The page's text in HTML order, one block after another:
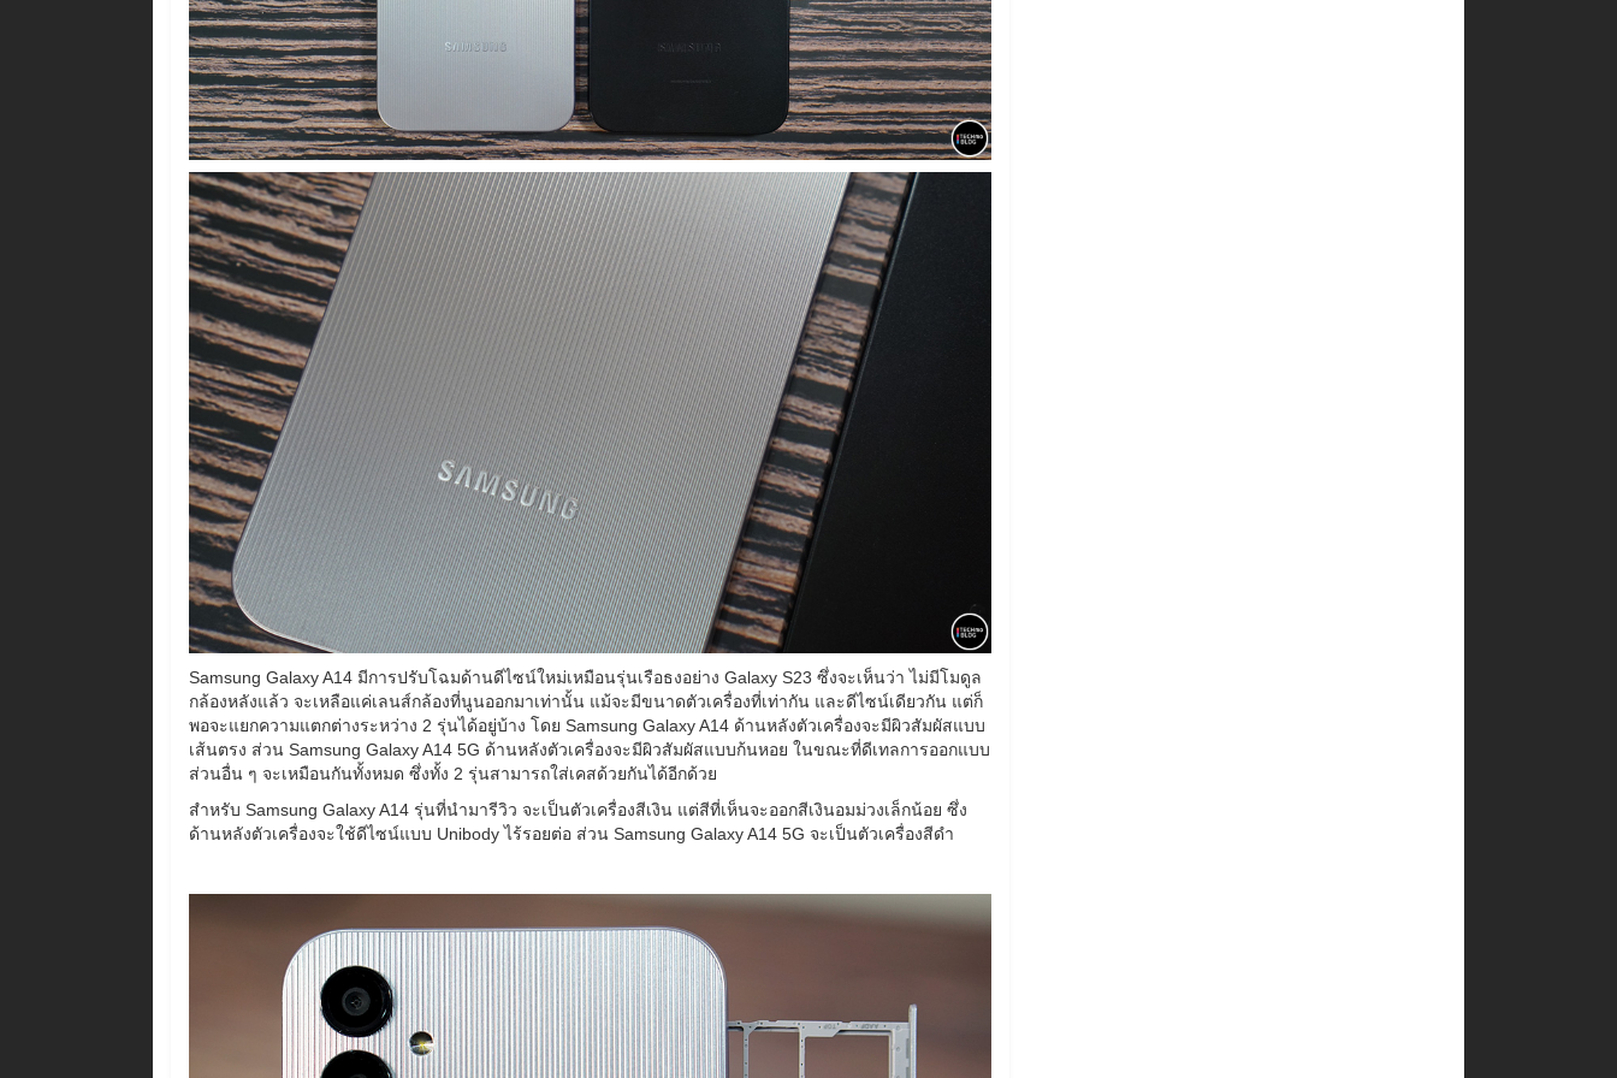
Samsung Galaxy A14 มีการปรับโฉมด้านดีไซน์ใหม่เหมือนรุ่นเรือธงอย่าง Galaxy S23 ซึ่งจะเห็นว่า ไม่มีโมดูล
กล้องหลังแล้ว จะเหลือแค่เลนส์กล้องที่นูนออกมาเท่านั้น แม้จะมีขนาดตัวเครื่องที่เท่ากัน และดีไซน์เดียวกัน แต่ก็
พอจะแยกความแตกต่างระหว่าง 2 รุ่นได้อยู่บ้าง โดย Samsung Galaxy A14 ด้านหลังตัวเครื่องจะมีผิวสัมผัสแบบ
เส้นตรง ส่วน Samsung Galaxy A14 5G ด้านหลังตัวเครื่องจะมีผิวสัมผัสแบบก้นหอย ในขณะที่ดีเทลการออกแบบ
ส่วนอื่น ๆ จะเหมือนกันทั้งหมด ซึ่งทั้ง 2 รุ่นสามารถใส่เคสด้วยกันได้อีกด้วย
สำหรับ Samsung Galaxy A14 รุ่นที่นำมารีวิว จะเป็นตัวเครื่องสีเงิน แต่สีที่เห็นจะออกสีเงินอมม่วงเล็กน้อย ซึ่ง
ด้านหลังตัวเครื่องจะใช้ดีไซน์แบบ Unibody ไร้รอยต่อ ส่วน Samsung Galaxy A14 5G จะเป็นตัวเครื่องสีดำ